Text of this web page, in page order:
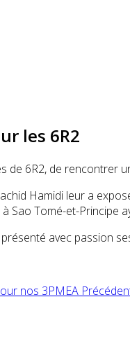
les 6R2
de 6R2, de
Hamidi leur a
Sao Tomé-et-Principe
avec passion
nos 3PMEA